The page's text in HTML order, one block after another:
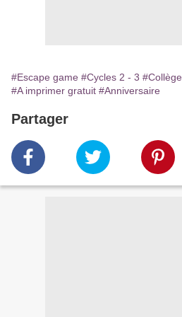
#Escape game #Cycles 2 - 3 #Collège
#A imprimer gratuit #Anniversaire
Partager